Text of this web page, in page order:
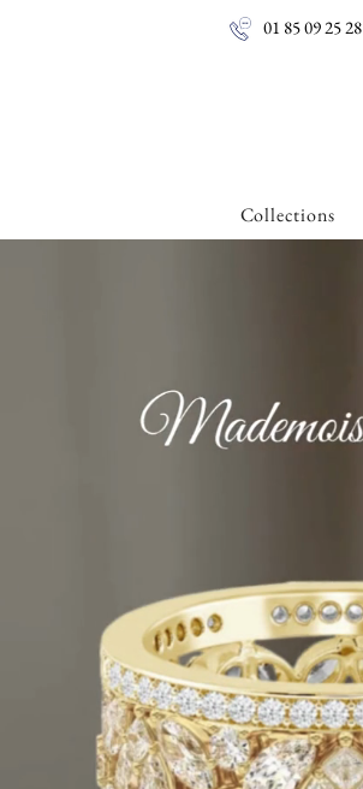
01 85 09 25 28
Collections